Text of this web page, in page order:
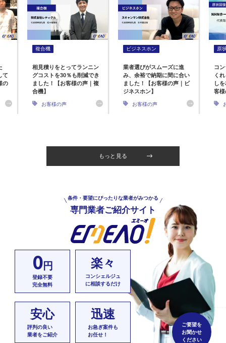
て
の
複合機
相見積りをとってランニン
グコストを30％も削減でき
ました！【お客様の声｜複
合機】
お客様の声
ビジネスホン
業者選びがスムーズに進
み、余裕で納期に間に合い
ました！【お客様の声｜ビ
ジネスホン】
お客様の声
原
コ
く
し
客
もっと見る
条件・要望にぴったりな業者がみつかる
専門業者ご紹介サイト
0円
登録不要
完全無料
楽々
コンシェルジュ
に相談するだけ
安心
評判の良い
業者をご紹介
迅速
お急ぎ案件も
お任せ！
ご要望を
お聞かせ
ください